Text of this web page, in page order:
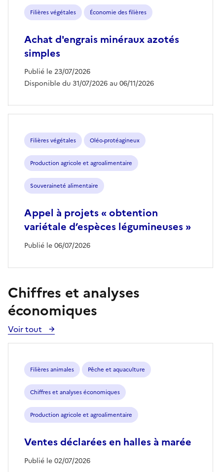
Filières végétales Économie des filières
Achat d'engrais minéraux azotés
simples
Publié le 23/07/2026
Disponible du 31/07/2026 au 06/11/2026
Filières végétales Oléo-protéagineux
Production agricole et agroalimentaire
Souveraineté alimentaire
Appel à projets « obtention
variétale d’espèces légumineuses »
Publié le 06/07/2026
Chiffres et analyses
économiques
Voir tout
Voir
toutes
publications
Filières animales Pêche et aquaculture
Chiffres et analyses économiques
Production agricole et agroalimentaire
Ventes déclarées en halles à marée
Publié le 02/07/2026